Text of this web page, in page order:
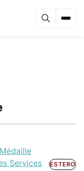
Services
ESTERO